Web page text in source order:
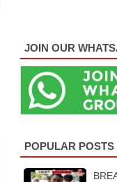
JOIN OUR
POPULAR POSTS